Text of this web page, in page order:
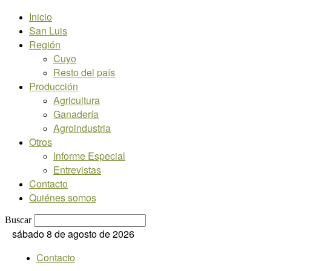
Inicio
San Luis
Región
Cuyo
Resto del país
Producción
Agricultura
Ganadería
Agroindustria
Otros
Informe Especial
Entrevistas
Contacto
Quiénes somos
Buscar
sábado 8 de agosto de 2026
Contacto